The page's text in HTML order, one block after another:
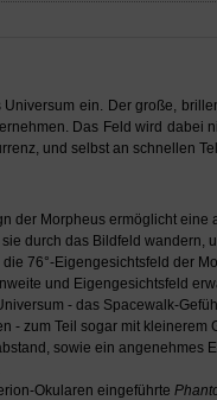
ein. Der große,
Das Feld wird dabei
und selbst an schnellen
der Morpheus ermöglicht
durch das Bildfeld wandern,
76°-Eigengesichtsfeld der
und Eigengesichtsfeld
- das Spacewalk-
- zum Teil sogar mit kleinerem
sowie ein
Okularen eingeführte